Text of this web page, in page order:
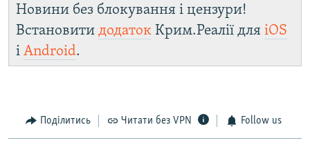
Новини без блокування і цензури!
Встановити додаток Крим.Реалії для iOS
і Android.
Поділитись Читати без VPN Follow us